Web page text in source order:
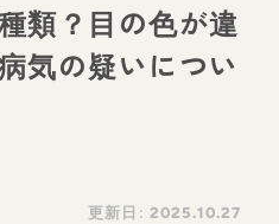
類？目の色が違
気の疑いについ
更新日: 2025.10.27